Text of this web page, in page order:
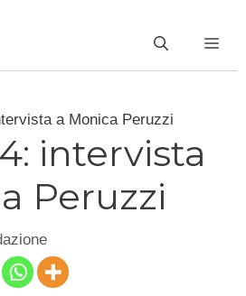
a Monica Peruzzi
intervista
Peruzzi